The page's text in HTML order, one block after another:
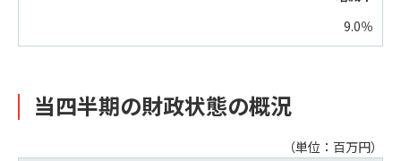
9.0％
当四半期の財政状態の概況
（単位：百万円）